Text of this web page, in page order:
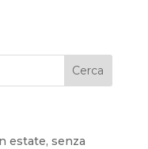
estate, senza